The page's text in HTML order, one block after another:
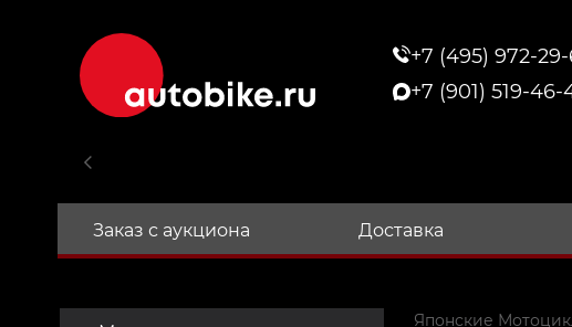
+7 (495) 972-
+7 (901) 519-46-
Заказ с аукциона Доставка
Японские